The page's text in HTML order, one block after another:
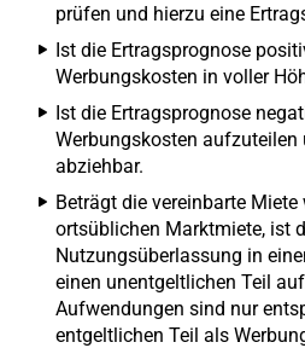
prüfen und hierzu eine
Ist die Ertragsprognose
Werbungskosten in voller
Ist die Ertragsprognose
Werbungskosten aufzuteilen
abziehbar.
Beträgt die vereinbarte Miete
ortsüblichen Marktmiete, ist
Nutzungsüberlassung in
einen unentgeltlichen Teil
Aufwendungen sind nur
entgeltlichen Teil als